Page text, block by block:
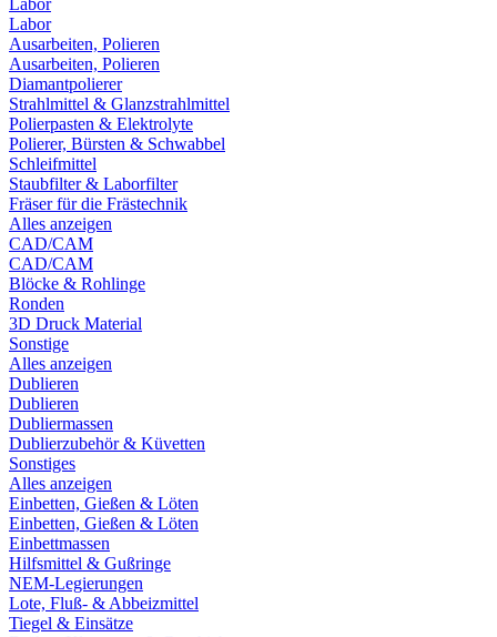
Labor
Labor
Ausarbeiten, Polieren
Ausarbeiten, Polieren
Diamantpolierer
Strahlmittel & Glanzstrahlmittel
Polierpasten & Elektrolyte
Polierer, Bürsten & Schwabbel
Schleifmittel
Staubfilter & Laborfilter
Fräser für die Frästechnik
Alles anzeigen
CAD/CAM
CAD/CAM
Blöcke & Rohlinge
Ronden
3D Druck Material
Sonstige
Alles anzeigen
Dublieren
Dublieren
Dubliermassen
Dublierzubehör & Küvetten
Sonstiges
Alles anzeigen
Einbetten, Gießen & Löten
Einbetten, Gießen & Löten
Einbettmassen
Hilfsmittel & Gußringe
NEM-Legierungen
Lote, Fluß- & Abbeizmittel
Tiegel & Einsätze